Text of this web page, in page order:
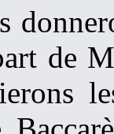
de